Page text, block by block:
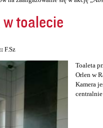
toalecie
F.Sz
Toaleta
Orlen w
Kamera